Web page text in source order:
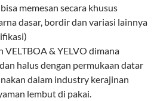
memesan secara khusus
dasar, bordir dan variasi lainnya
VELTBOA & YELVO dimana
halus dengan permukaan datar
dalam industry kerajinan
lembut di pakai.